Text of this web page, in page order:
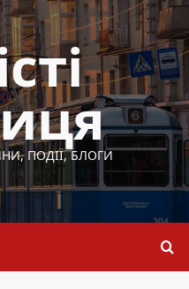
ПОДІЇ, БЛОГИ